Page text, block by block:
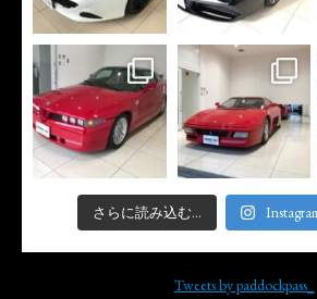
さらに読み込む...
Tweets by paddockpass_